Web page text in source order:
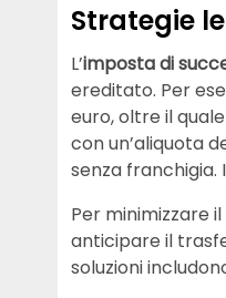
Strategie
L’imposta di
ereditato. Per
euro, oltre il
con un’aliquota
senza franchigia.
Per minimizzare
anticipare il
soluzioni